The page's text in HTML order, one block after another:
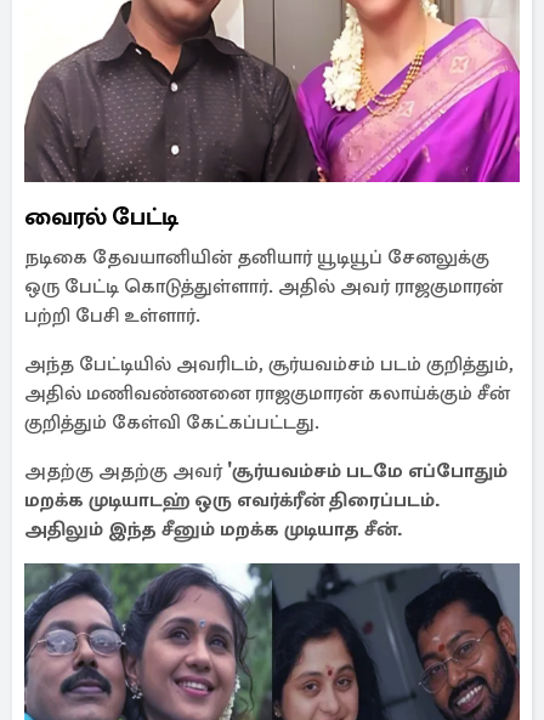
வைரல் பேட்டி
நடிகை தேவயானியின் தனியார் யூடியூப் சேனலுக்கு
ஒரு பேட்டி கொடுத்துள்ளார். அதில் அவர் ராஜகுமாரன்
பற்றி பேசி உள்ளார்.
அந்த பேட்டியில் அவரிடம், சூர்யவம்சம் படம் குறித்தும்,
அதில் மணிவண்ணனை ராஜகுமாரன் கலாய்க்கும் சீன்
குறித்தும் கேள்வி கேட்கப்பட்டது.
அதற்கு அதற்கு அவர்'சூர்யவம்சம் படமே எப்போதும்
மறக்க முடியாடஹ் ஒரு எவர்க்ரீன் திரைப்படம்.
அதிலும் இந்த சீனும் மறக்க முடியாத சீன்.